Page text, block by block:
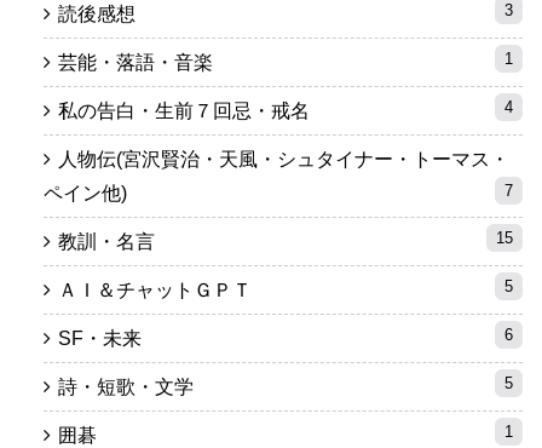
読後感想 3
芸能・落語・音楽 1
私の告白・生前７回忌・戒名 4
人物伝(宮沢賢治・天風・シュタイナー・トーマス・
ペイン他)
7
教訓・名言 15
ＡＩ＆チャットＧＰＴ 5
SF・未来 6
詩・短歌・文学 5
囲碁 1